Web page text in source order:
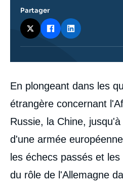
Contenu
intervention
médiatique
En plongeant dans les
étrangère concernant
Russie, la Chine,
d'une armée
les échecs passés et
du rôle de l'Allemagne
Partager